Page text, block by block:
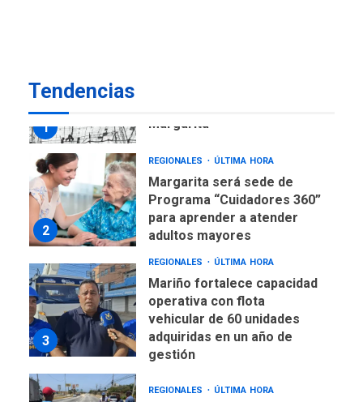
Tendencias
1
Margarita
2
REGIONALES ÚLTIMA HORA
Margarita será sede de
Programa “Cuidadores 360”
para aprender a atender
adultos mayores
3
REGIONALES ÚLTIMA HORA
Mariño fortalece capacidad
operativa con flota
vehicular de 60 unidades
adquiridas en un año de
gestión
REGIONALES ÚLTIMA HORA